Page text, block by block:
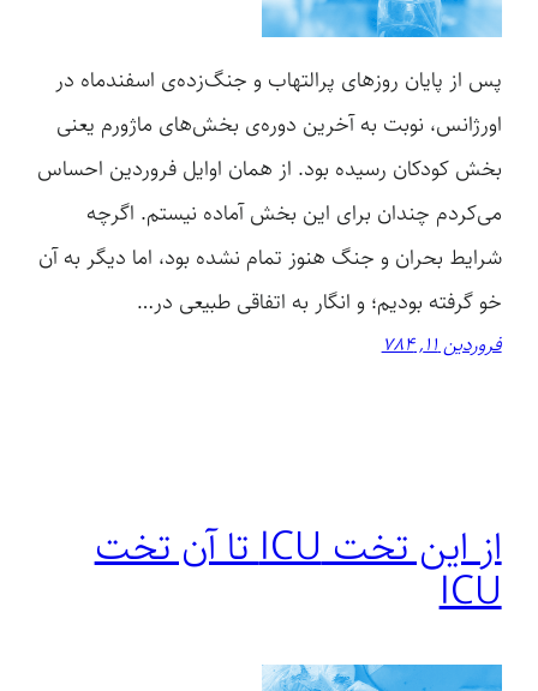
پس از پایان روزهای پرالتهاب و جنگ‌زده‌ی اسفندماه در
اورژانس، نوبت به آخرین دوره‌ی بخش‌های ماژورم یعنی
بخش کودکان رسیده بود. از همان اوایل فروردین احساس
می‌کردم چندان برای این بخش آماده نیستم. اگرچه
شرایط بحران و جنگ هنوز تمام نشده بود، اما دیگر به آن
خو گرفته بودیم؛ و انگار به اتفاقی طبیعی در…
فروردین 11, 784
از این تخت ICU تا آن تخت
ICU